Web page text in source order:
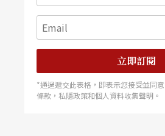
立即訂閱
*通過遞交此表格，即表示您接受並同
條款，私隱政策和個人資料收集聲明。